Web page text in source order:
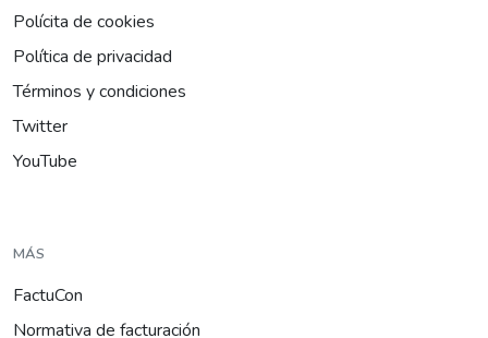
Polícita de cookies
Política de privacidad
Términos y condiciones
Twitter
YouTube
MÁS
FactuCon
Normativa de facturación